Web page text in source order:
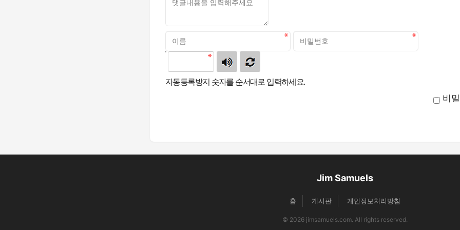
자동등록방지 숫자를 순서대로 입력하세요.
비
Jim Samuels
홈 게시판 개인정보처리방침
© 2026 jimsamuels.com. All rights reserved.